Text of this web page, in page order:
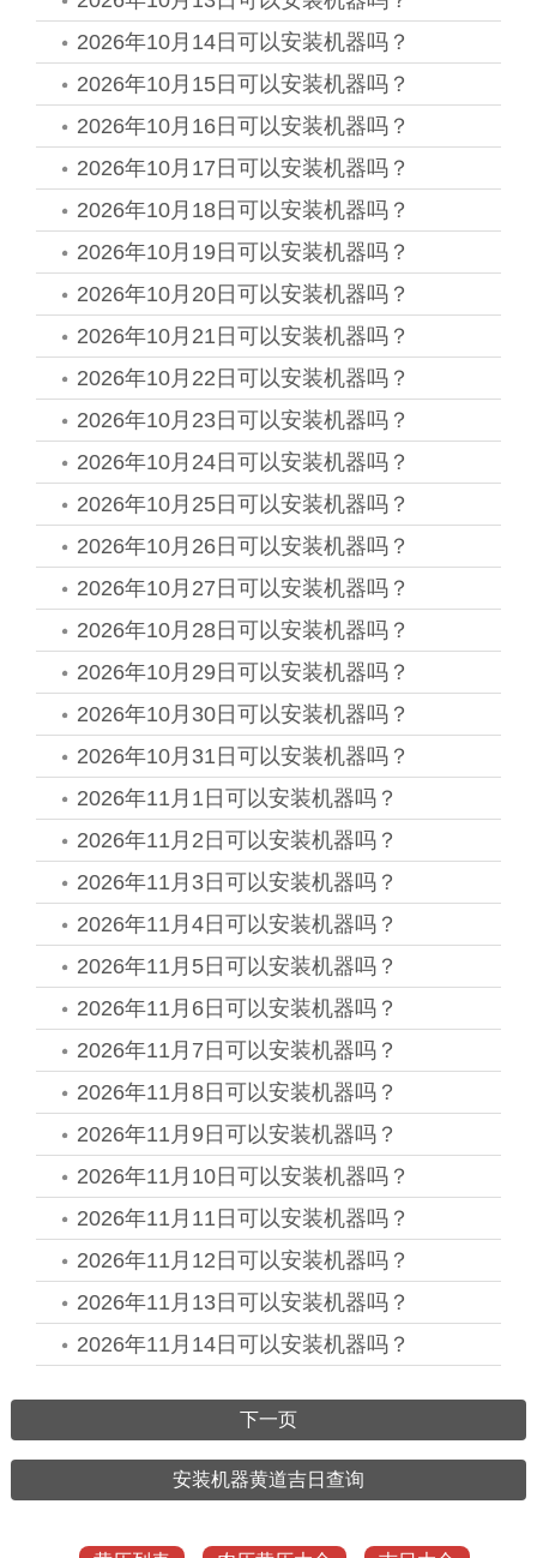
2026年10月14日可以安装机器吗？
2026年10月15日可以安装机器吗？
2026年10月16日可以安装机器吗？
2026年10月17日可以安装机器吗？
2026年10月18日可以安装机器吗？
2026年10月19日可以安装机器吗？
2026年10月20日可以安装机器吗？
2026年10月21日可以安装机器吗？
2026年10月22日可以安装机器吗？
2026年10月23日可以安装机器吗？
2026年10月24日可以安装机器吗？
2026年10月25日可以安装机器吗？
2026年10月26日可以安装机器吗？
2026年10月27日可以安装机器吗？
2026年10月28日可以安装机器吗？
2026年10月29日可以安装机器吗？
2026年10月30日可以安装机器吗？
2026年10月31日可以安装机器吗？
2026年11月1日可以安装机器吗？
2026年11月2日可以安装机器吗？
2026年11月3日可以安装机器吗？
2026年11月4日可以安装机器吗？
2026年11月5日可以安装机器吗？
2026年11月6日可以安装机器吗？
2026年11月7日可以安装机器吗？
2026年11月8日可以安装机器吗？
2026年11月9日可以安装机器吗？
2026年11月10日可以安装机器吗？
2026年11月11日可以安装机器吗？
2026年11月12日可以安装机器吗？
2026年11月13日可以安装机器吗？
2026年11月14日可以安装机器吗？
下一页
安装机器黄道吉日查询